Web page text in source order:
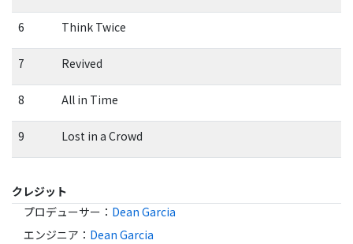
6 Think Twice
7 Revived
8 All in Time
9 Lost in a Crowd
クレジット
プロデューサー ： Dean Garcia
エンジニア ： Dean Garcia